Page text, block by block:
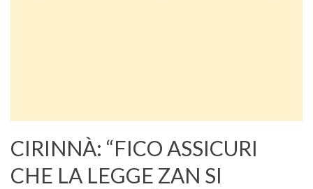
CIRINNÀ: “FICO ASSICURI
CHE LA LEGGE ZAN SI